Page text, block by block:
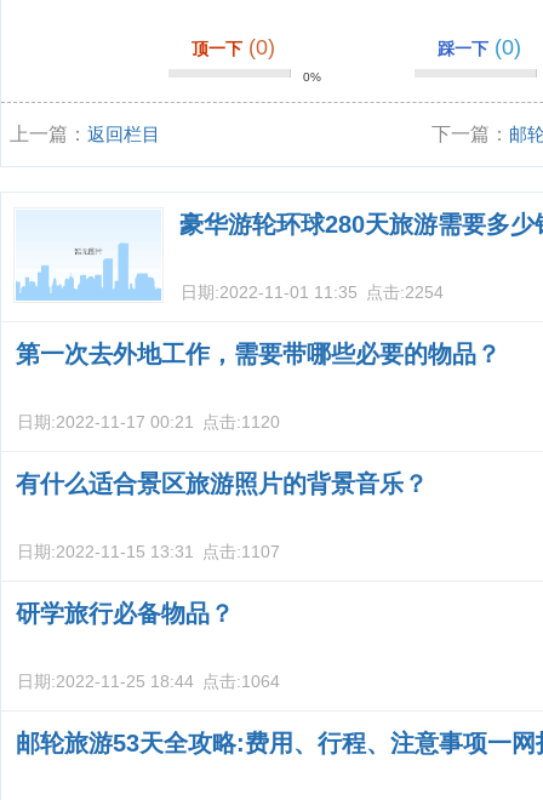
顶一下 (0)
0%
踩一下 (0)
上一篇： 返回栏目 下一篇： 邮
豪华游轮环球280天旅游需要多少
日期:2022-11-01 11:35 点击:2254
第一次去外地工作，需要带哪些必要的物品？
日期:2022-11-17 00:21 点击:1120
有什么适合景区旅游照片的背景音乐？
日期:2022-11-15 13:31 点击:1107
研学旅行必备物品？
日期:2022-11-25 18:44 点击:1064
邮轮旅游53天全攻略:费用、行程、注意事项一网